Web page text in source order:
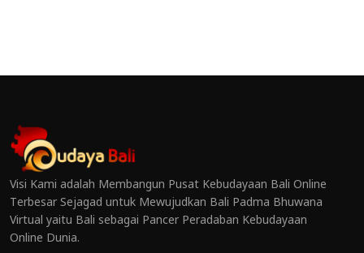
Visi Kami adalah Membangun Pusat Kebudayaan Bali Online
Terbesar Sejagad untuk Mewujudkan Bali Padma Bhuwana
Virtual yaitu Bali sebagai Pancer Peradaban Kebudayaan
Online Dunia.